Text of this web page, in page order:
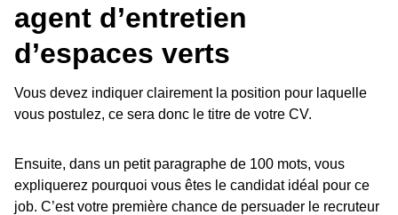
agent d’entretien
d’espaces verts
Vous devez indiquer clairement la position pour laquelle
vous postulez, ce sera donc le titre de votre CV.
Ensuite, dans un petit paragraphe de 100 mots, vous
expliquerez pourquoi vous êtes le candidat idéal pour ce
job. C’est votre première chance de persuader le recruteur